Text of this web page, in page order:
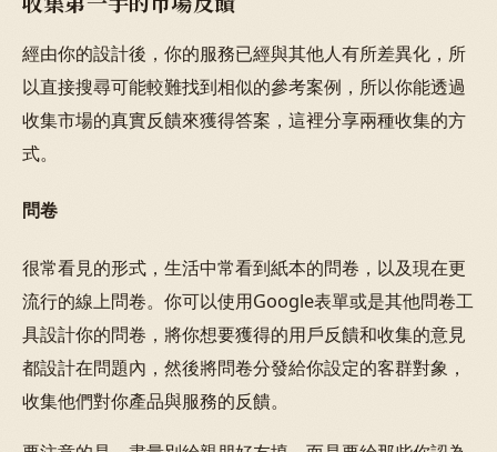
經由你的設計後，你的服務已經與其他人有所差異化，所
以直接搜尋可能較難找到相似的參考案例，所以你能透過
收集市場的真實反饋來獲得答案，這裡分享兩種收集的方
式。
問卷
很常看見的形式，生活中常看到紙本的問卷，以及現在更
流行的線上問卷。你可以使用Google表單或是其他問卷工
具設計你的問卷，將你想要獲得的用戶反饋和收集的意見
都設計在問題內，然後將問卷分發給你設定的客群對象，
收集他們對你產品與服務的反饋。